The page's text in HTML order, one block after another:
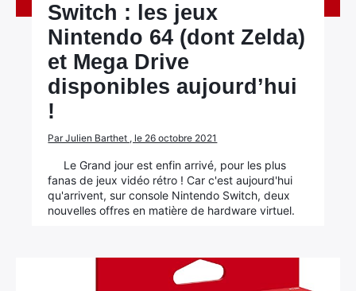
Switch : les jeux
Nintendo 64 (dont Zelda)
et Mega Drive
disponibles aujourd’hui
!
Par Julien Barthet , le 26 octobre 2021
Le Grand jour est enfin arrivé, pour les plus
fanas de jeux vidéo rétro ! Car c'est aujourd'hui
qu'arrivent, sur console Nintendo Switch, deux
nouvelles offres en matière de hardware virtuel.